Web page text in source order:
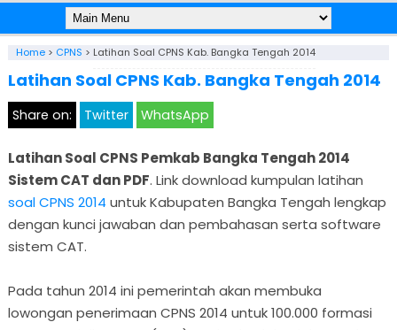
Home> CPNS > Latihan Soal CPNS Kab. Bangka Tengah 2014
Latihan Soal CPNS Kab. Bangka Tengah 2014
Share on: Twitter WhatsApp
Latihan Soal CPNS Pemkab Bangka Tengah 2014
Sistem CAT dan PDF. Link download kumpulan latihan
soal CPNS 2014 untuk Kabupaten Bangka Tengah lengkap
dengan kunci jawaban dan pembahasan serta software
sistem CAT.
Pada tahun 2014 ini pemerintah akan membuka
lowongan penerimaan CPNS 2014 untuk 100.000 formasi